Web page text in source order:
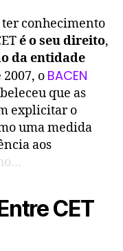
conhecimento
é o seu direito,
da entidade
o BACEN
que as
explicitar o
uma medida
aos
CET